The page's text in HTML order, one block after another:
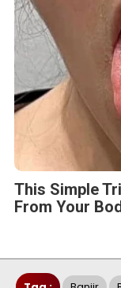
This Simple
From Your